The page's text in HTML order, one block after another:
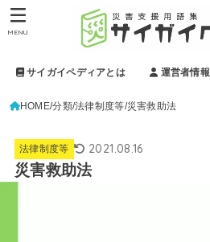
サイガイペディアとは 運営者情報
MENU
HOME 分類 法律制度等 災害救助法
法律制度等 2021.08.16
災害救助法